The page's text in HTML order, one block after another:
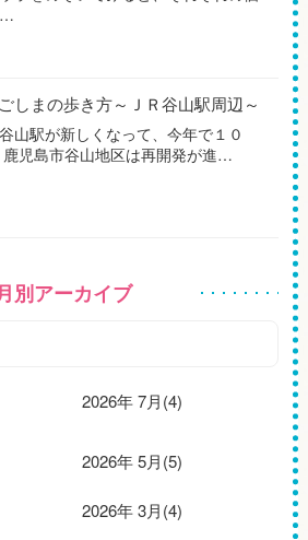
まの歩き方～ＪＲ谷山駅周辺～
谷山駅が新しくなって、今年で１０
児島市谷山地区は再開発が進…
別アーカイブ
2026年 7月(4)
2026年 5月(5)
2026年 3月(4)